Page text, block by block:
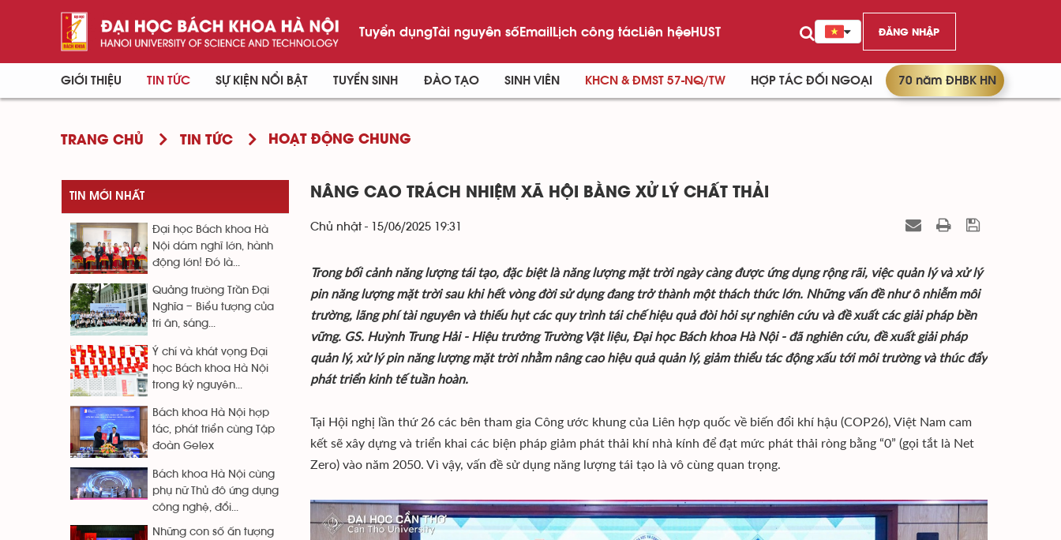
Tuyển dụngTài nguyên sốEmailLịch công tácLiên hệeHUST ĐĂNG NHẬP
GIỚI THIỆU TIN TỨC SỰ KIỆN NỔI BẬT TUYỂN SINH ĐÀO TẠO SINH VIÊN KHCN & ĐMST 57-NQ/TW HỢP TÁC ĐỐI NGOẠI 70 năm ĐHBK HN
TRANG CHỦ TIN TỨC HOẠT ĐỘNG CHUNG
NÂNG CAO TRÁCH NHIỆM XÃ HỘI BẰNG XỬ LÝ CHẤT THẢI
Chủ nhật - 15/06/2025 19:31
Trong bối cảnh năng lượng tái tạo, đặc biệt là năng lượng mặt trời ngày càng được ứng dụng rộng rãi, việc quản lý và xử lý
pin năng lượng mặt trời sau khi hết vòng đời sử dụng đang trở thành một thách thức lớn. Những vấn đề như ô nhiễm môi
trường, lãng phí tài nguyên và thiếu hụt các quy trình tái chế hiệu quả đòi hỏi sự nghiên cứu và đề xuất các giải pháp bền
vững. GS. Huỳnh Trung Hải - Hiệu trưởng Trường Vật liệu, Đại học Bách khoa Hà Nội - đã nghiên cứu, đề xuất giải pháp
quản lý, xử lý pin năng lượng mặt trời nhằm nâng cao hiệu quả quản lý, giảm thiểu tác động xấu tới môi trường và thúc đẩy
phát triển kinh tế tuần hoàn.
Tại Hội nghị lần thứ 26 các bên tham gia Công ước khung của Liên hợp quốc về biến đổi khí hậu (COP26), Việt Nam cam
kết sẽ xây dựng và triển khai các biện pháp giảm phát thải khí nhà kính để đạt mức phát thải ròng bằng “0” (gọi tắt là Net
Zero) vào năm 2050. Vì vậy, vấn đề sử dụng năng lượng tái tạo là vô cùng quan trọng.
TIN MỚI NHẤT
Đại học Bách khoa Hà
Nội dám nghĩ lớn, hành
động lớn! Đó là...
Quảng trường Trần Đại
Nghĩa – Biểu tượng của
tri ân, sáng...
Ý chí và khát vọng Đại
học Bách khoa Hà Nội
trong kỷ nguyên...
Bách khoa Hà Nội hợp
tác, phát triển cùng Tập
đoàn Gelex
Bách khoa Hà Nội cùng
phụ nữ Thủ đô ứng dụng
công nghệ, đổi...
Những con số ấn tượng